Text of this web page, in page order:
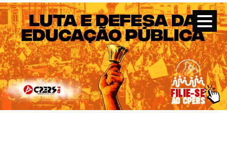
CPERS – Sindicato
CPERS – Sindicato dos Professores e Funcionários de escola
do Estado do Rio Grande do Sul